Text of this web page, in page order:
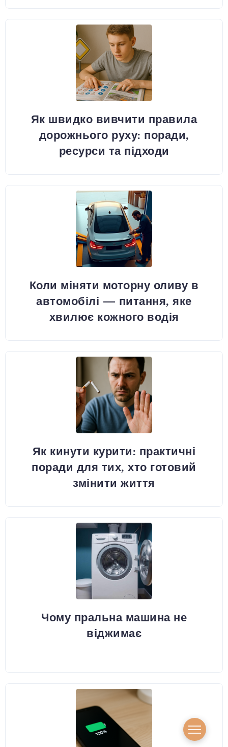
Як швидко вивчити правила
дорожнього руху: поради,
ресурси та підходи
Коли міняти моторну оливу в
автомобілі — питання, яке
хвилює кожного водія
Як кинути курити: практичні
поради для тих, хто готовий
змінити життя
Чому пральна машина не
віджимає